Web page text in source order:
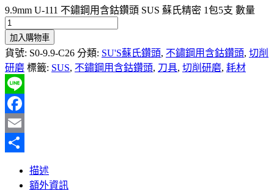
9.9mm U-111 不鏽鋼用含鈷鑽頭 SUS 蘇氏精密 1包5支 數量
加入購物車
貨號: S0-9.9-C26 分類: SU'S蘇氏鑽頭, 不鏽鋼用含鈷鑽頭, 切削
研磨 標籤: SUS, 不鏽鋼用含鈷鑽頭, 刀具, 切削研磨, 耗材
Line
Facebook
Email
描述
額外資訊